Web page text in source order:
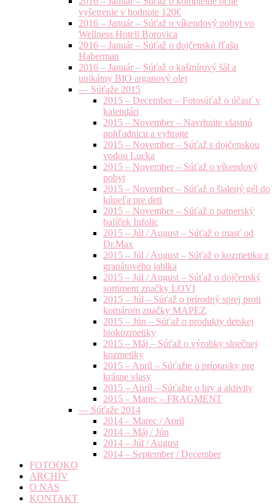
vyšetrenie v hodnote 120€
2016 – Január – Súťaž o víkendový pobyt vo
Wellness Hoteli Borovica
2016 – Január – Súťaž o dojčenskú fľašu
Haberman
2016 – Január – Súťaž o kašmírový šál a
unikátny BIO arganový olej
— Súťaže 2015
2015 – December – Fotosúťaž o účasť v
kalendári
2015 – November – Navrhnite vlastnú
pohľadnicu a vyhrajte
2015 – November – Súťaž s dojčenskou
vodou Lucka
2015 – November – Súťaž o víkendový
pobyt
2015 – November – Súťaž o šialený gél do
kúpeľa pre deti
2015 – November – Súťaž o patnerský
balíček Infolic
2015 – Júl / August – Súťaž o masť od
Dr.Max
2015 – Júl / August – Súťaž o kozmetiku z
granátového jablka
2015 – Júl / August – Súťaž o dojčenský
sortiment značky LOVI
2015 – Júl – Súťaž o prírodný sprej proti
komárom značky MAPEZ
2015 – Jún – Súťaž o produkty detskej
biokozmetiky
2015 – Máj – Súťaž o výrobky slnečnej
kozmetiky
2015 – Apríl – Súťažte o prípravky pre
krásne vlasy
2015 – Apríl – Súťažte o hry a aktivity
2015 – Marec – FRAGMENT
— Súťaže 2014
2014 – Marec / Apríl
2014 – Máj / Jún
2014 – Júl / August
2014 – September / December
FOTOOKO
ARCHÍV
O NÁS
KONTAKT